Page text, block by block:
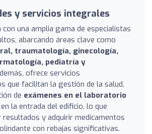
y servicios integrales
una amplia gama de especialistas
abarcando áreas clave como
traumatología, ginecología,
pediatría y
ofrece servicios
que facilitan la gestión de la salud,
de exámenes en el laboratorio
la entrada del edificio, lo que
y adquirir medicamentos
con rebajas significativas.